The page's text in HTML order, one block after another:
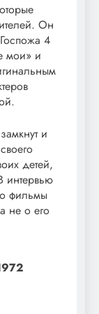
Он
4
мои» и
и
детей,
интервью
фильмы
не о его